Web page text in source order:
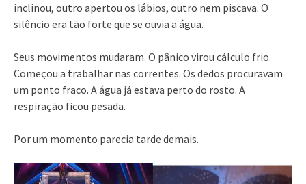
inclinou, outro apertou os lábios, outro nem piscava. O
silêncio era tão forte que se ouvia a água.
Seus movimentos mudaram. O pânico virou cálculo frio.
Começou a trabalhar nas correntes. Os dedos procuravam
um ponto fraco. A água já estava perto do rosto. A
respiração ficou pesada.
Por um momento parecia tarde demais.